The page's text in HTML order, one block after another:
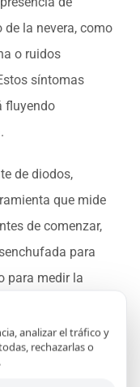
la nevera, como
o ruidos
síntomas
fluyendo
de diodos,
que mide
de comenzar,
para
para medir la
Deberían
y alta
muestra
analizar el tráfico y
rechazarlas o